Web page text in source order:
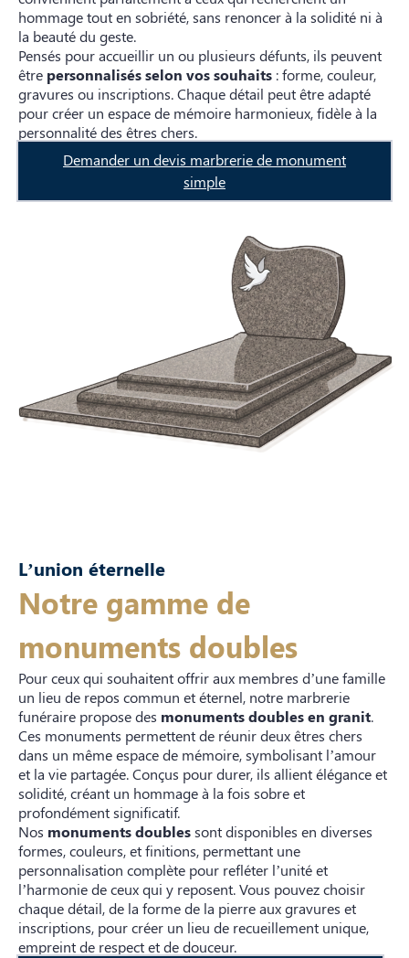
hommage tout en sobriété, sans renoncer à la solidité ni à
la beauté du geste.
Pensés pour accueillir un ou plusieurs défunts, ils peuvent
être personnalisés selon vos souhaits : forme, couleur,
gravures ou inscriptions. Chaque détail peut être adapté
pour créer un espace de mémoire harmonieux, fidèle à la
personnalité des êtres chers.
Demander un devis marbrerie de monument
simple
L’union éternelle
Notre gamme de
monuments doubles
Pour ceux qui souhaitent offrir aux membres d’une famille
un lieu de repos commun et éternel, notre marbrerie
funéraire propose des monuments doubles en granit.
Ces monuments permettent de réunir deux êtres chers
dans un même espace de mémoire, symbolisant l’amour
et la vie partagée. Conçus pour durer, ils allient élégance et
solidité, créant un hommage à la fois sobre et
profondément significatif.
Nos monuments doublessont disponibles en diverses
formes, couleurs, et finitions, permettant une
personnalisation complète pour refléter l’unité et
l’harmonie de ceux qui y reposent. Vous pouvez choisir
chaque détail, de la forme de la pierre aux gravures et
inscriptions, pour créer un lieu de recueillement unique,
empreint de respect et de douceur.